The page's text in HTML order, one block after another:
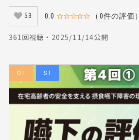
53 0.0 ☆☆☆☆☆ （0件の評価）
361回視聴 ・ 2025/11/14公開
OT ST